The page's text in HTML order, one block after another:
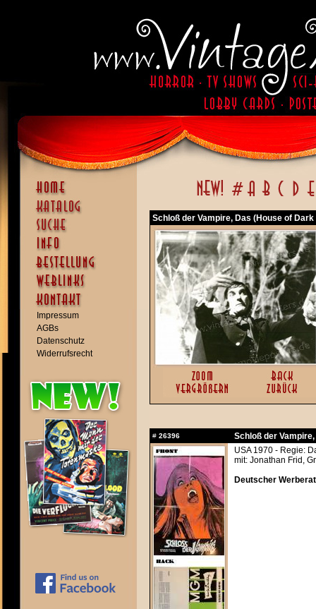
Impressum
AGBs
Datenschutz
Widerrufsrecht
Schloß der Vampire, Das (House of Dark
# 26396
Schloß der
USA 1970 - Regie:
mit: Jonathan Frid,
Deutscher